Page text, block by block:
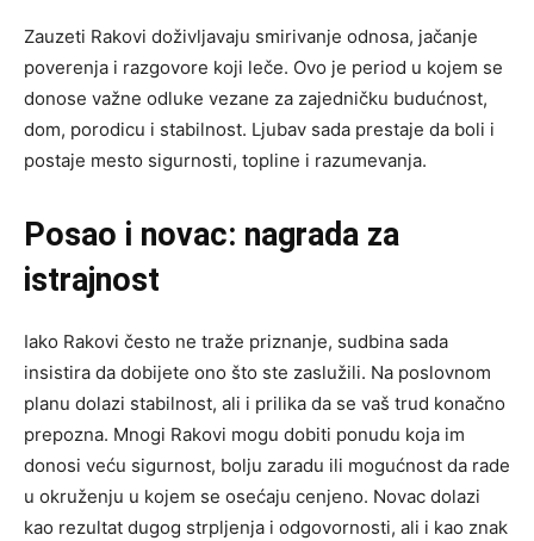
Zauzeti Rakovi doživljavaju smirivanje odnosa, jačanje
poverenja i razgovore koji leče. Ovo je period u kojem se
donose važne odluke vezane za zajedničku budućnost,
dom, porodicu i stabilnost. Ljubav sada prestaje da boli i
postaje mesto sigurnosti, topline i razumevanja.
Posao i novac: nagrada za
istrajnost
Iako Rakovi često ne traže priznanje, sudbina sada
insistira da dobijete ono što ste zaslužili. Na poslovnom
planu dolazi stabilnost, ali i prilika da se vaš trud konačno
prepozna. Mnogi Rakovi mogu dobiti ponudu koja im
donosi veću sigurnost, bolju zaradu ili mogućnost da rade
u okruženju u kojem se osećaju cenjeno. Novac dolazi
kao rezultat dugog strpljenja i odgovornosti, ali i kao znak